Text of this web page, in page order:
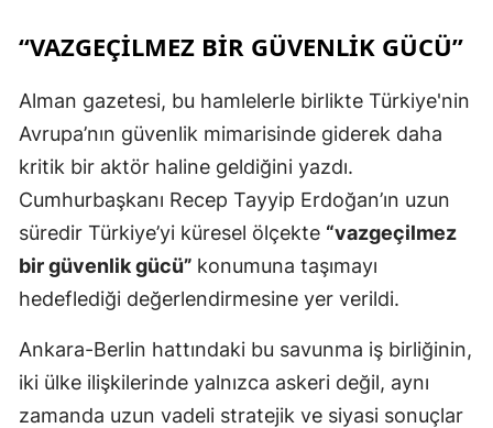
“VAZGEÇILMEZ BIR GÜVENLIK GÜCÜ”
Alman gazetesi, bu hamlelerle birlikte Türkiye'nin
Avrupa’nın güvenlik mimarisinde giderek daha
kritik bir aktör haline geldiğini yazdı.
Cumhurbaşkanı Recep Tayyip Erdoğan’ın uzun
süredir Türkiye’yi küresel ölçekte “vazgeçilmez
bir güvenlik gücü” konumuna taşımayı
hedeflediği değerlendirmesine yer verildi.
Ankara-Berlin hattındaki bu savunma iş birliğinin,
iki ülke ilişkilerinde yalnızca askeri değil, aynı
zamanda uzun vadeli stratejik ve siyasi sonuçlar